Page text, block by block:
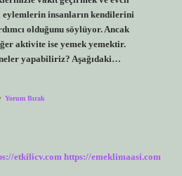
insanların kendilerini
olduğunu söylüyor. Ancak
aktivite ise yemek yemektir.
yapabiliriz? Aşağıdaki…
Yorum Bırak
etkilicv.com https://emeklimaasi.com